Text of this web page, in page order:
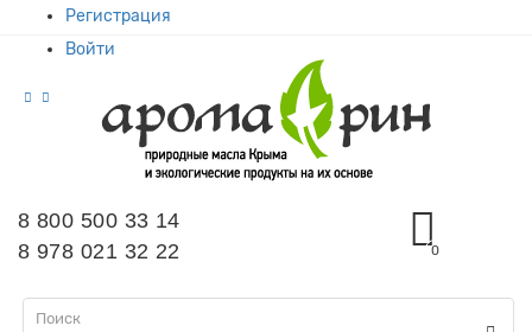
Регистрация
Войти
8 800 500 33 14
8 978 021 32 22
0